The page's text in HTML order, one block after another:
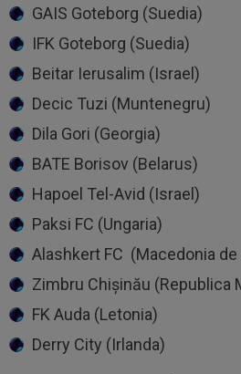
GAIS Goteborg (Suedia)
IFK Goteborg (Suedia)
Beitar Ierusalim (Israel)
Decic Tuzi (Muntenegru)
Dila Gori (Georgia)
BATE Borisov (Belarus)
Hapoel Tel-Avid (Israel)
Paksi FC (Ungaria)
Alashkert FC (Macedonia de
Zimbru Chișinău (Republica
FK Auda (Letonia)
Derry City (Irlanda)